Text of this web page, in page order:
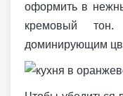
оформить в
кремовый
доминирующим